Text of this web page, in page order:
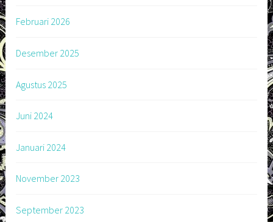
Februari 2026
Desember 2025
Agustus 2025
Juni 2024
Januari 2024
November 2023
September 2023